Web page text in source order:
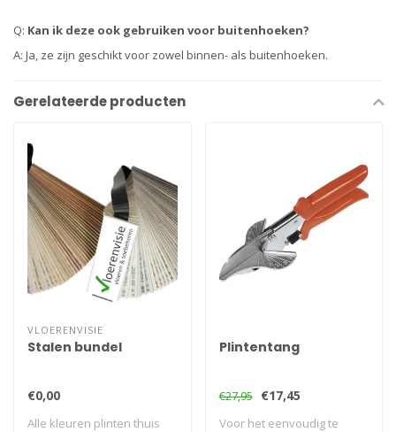
Q: Kan ik deze ook gebruiken voor buitenhoeken?
A: Ja, ze zijn geschikt voor zowel binnen- als buitenhoeken.
Gerelateerde producten
VLOERENVISIE
Stalen bundel
€0,00
Alle kleuren plinten thuis
Plintentang
€27,95 €17,45
Voor het eenvoudig te